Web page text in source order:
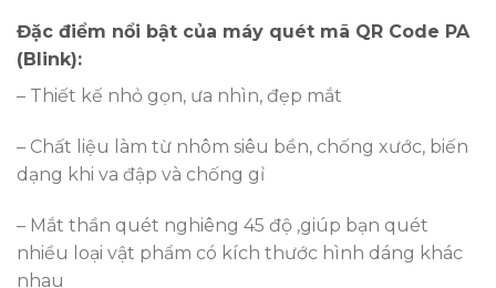
Đặc điểm nổi bật của máy quét mã QR Code PA
(Blink):
– Thiết kế nhỏ gọn, ưa nhìn, đẹp mắt
– Chất liệu làm từ nhôm siêu bền, chống xước, biến
dạng khi va đập và chống gỉ
– Mắt thần quét nghiêng 45 độ ,giúp bạn quét
nhiều loại vật phẩm có kích thước hình dáng khác
nhau